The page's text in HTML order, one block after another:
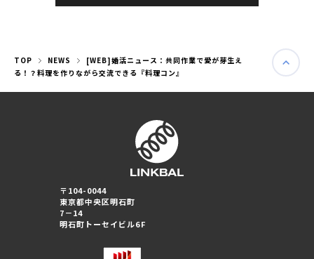
婚活パーティー（大阪）
TOP NEWS
[WEB]婚活ニュース：共同作業で愛が芽生え
る！？料理を作りながら交流できる『料理コン』
〒104-0044
東京都中央区明石町
7－14
明石町トーセイビル6F